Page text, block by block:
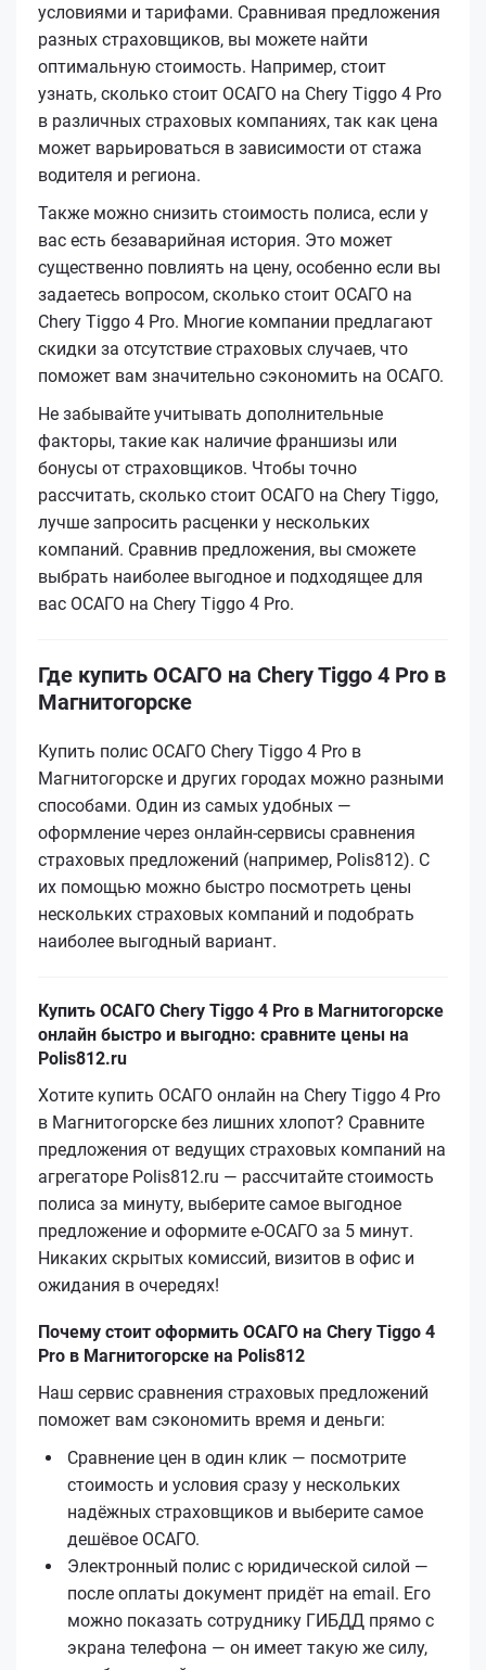
условиями и тарифами. Сравнивая предложения
разных страховщиков, вы можете найти
оптимальную стоимость. Например, стоит
узнать, сколько стоит ОСАГО на Chery Tiggo 4 Pro
в различных страховых компаниях, так как цена
может варьироваться в зависимости от стажа
водителя и региона.
Также можно снизить стоимость полиса, если у
вас есть безаварийная история. Это может
существенно повлиять на цену, особенно если вы
задаетесь вопросом, сколько стоит ОСАГО на
Chery Tiggo 4 Pro. Многие компании предлагают
скидки за отсутствие страховых случаев, что
поможет вам значительно сэкономить на ОСАГО.
Не забывайте учитывать дополнительные
факторы, такие как наличие франшизы или
бонусы от страховщиков. Чтобы точно
рассчитать, сколько стоит ОСАГО на Chery Tiggo,
лучше запросить расценки у нескольких
компаний. Сравнив предложения, вы сможете
выбрать наиболее выгодное и подходящее для
вас ОСАГО на Chery Tiggo 4 Pro.
Где купить ОСАГО на Chery Tiggo 4 Pro в
Магнитогорске
Купить полис ОСАГО Chery Tiggo 4 Pro в
Магнитогорске и других городах можно разными
способами. Один из самых удобных —
оформление через онлайн-сервисы сравнения
страховых предложений (например, Polis812). С
их помощью можно быстро посмотреть цены
нескольких страховых компаний и подобрать
наиболее выгодный вариант.
Купить ОСАГО Chery Tiggo 4 Pro в Магнитогорске
онлайн быстро и выгодно: сравните цены на
Polis812.ru
Хотите купить ОСАГО онлайн на Chery Tiggo 4 Pro
в Магнитогорске без лишних хлопот? Сравните
предложения от ведущих страховых компаний на
агрегаторе Polis812.ru — рассчитайте стоимость
полиса за минуту, выберите самое выгодное
предложение и оформите е‑ОСАГО за 5 минут.
Никаких скрытых комиссий, визитов в офис и
ожидания в очередях!
Почему стоит оформить ОСАГО на Chery Tiggo 4
Pro в Магнитогорске на Polis812
Наш сервис сравнения страховых предложений
поможет вам сэкономить время и деньги:
Сравнение цен в один клик — посмотрите
стоимость и условия сразу у нескольких
надёжных страховщиков и выберите самое
дешёвое ОСАГО.
Электронный полис с юридической силой —
после оплаты документ придёт на email. Его
можно показать сотруднику ГИБДД прямо с
экрана телефона — он имеет такую же силу,